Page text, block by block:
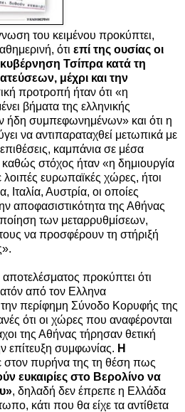
του κειμένου προκύπτει,
ότι επί της ουσίας οι
Τσίπρα κατά τη
μέχρι και την
προτροπή ήταν ότι «η
βήματα της ελληνικής
ήδη συμπεφωνημένων» και ότι η
να αντιπαραταχθεί μετωπικά με
καμπάνια σε μέσα
στόχος ήταν «η δημιουργία
ευρωπαϊκές χώρες, ήτοι
Ιταλία, Αυστρία, οι οποίες
αποφασιστικότητα της Αθήνας
των μεταρρυθμίσεων,
να προσφέρουν τη στήριξή
προκύπτει ότι
από τον Ελληνα
περίφημη Σύνοδο Κορυφής της
ότι οι χώρες που αναφέρονται
της Αθήνας τήρησαν θετική
επίτευξη συμφωνίας. Η
στον πυρήνα της τη θέση πως
ευκαιρίες στο Βερολίνο να
, δηλαδή δεν έπρεπε η Ελλάδα
κάτι που θα είχε τα αντίθετα